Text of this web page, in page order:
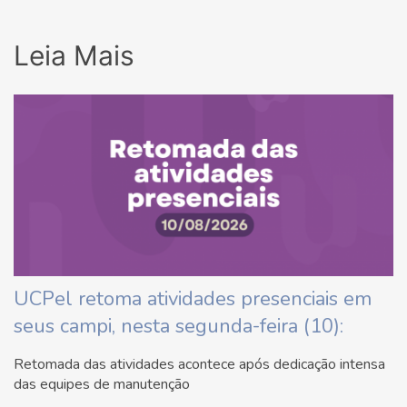
Leia Mais
UCPel retoma atividades presenciais em
seus campi, nesta segunda-feira (10):
Retomada das atividades acontece após dedicação intensa
das equipes de manutenção